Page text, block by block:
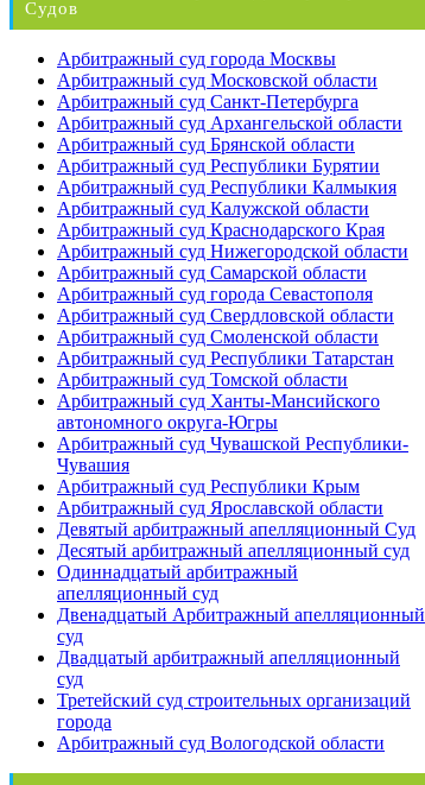
Судов
Арбитражный суд города Москвы
Арбитражный суд Московской области
Арбитражный суд Санкт-Петербурга
Арбитражный суд Архангельской области
Арбитражный суд Брянской области
Арбитражный суд Республики Бурятии
Арбитражный суд Республики Калмыкия
Арбитражный суд Калужской области
Арбитражный суд Краснодарского Края
Арбитражный суд Нижегородской области
Арбитражный суд Самарской области
Арбитражный суд города Севастополя
Арбитражный суд Свердловской области
Арбитражный суд Смоленской области
Арбитражный суд Республики Татарстан
Арбитражный суд Томской области
Арбитражный суд Ханты-Мансийского
автономного округа-Югры
Арбитражный суд Чувашской Республики-
Чувашия
Арбитражный суд Республики Крым
Арбитражный суд Ярославской области
Девятый арбитражный апелляционный Суд
Десятый арбитражный апелляционный суд
Одиннадцатый арбитражный
апелляционный суд
Двенадцатый Арбитражный апелляционный
суд
Двадцатый арбитражный апелляционный
суд
Третейский суд строительных организаций
города
Арбитражный суд Вологодской области